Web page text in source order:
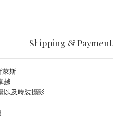
Shipping & Payment
萊斯
越
以及時裝攝影